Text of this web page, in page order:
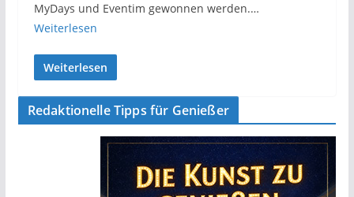
MyDays und Eventim gewonnen werden.…
Weiterlesen
Weiterlesen
Redaktionelle Tipps für Genießer